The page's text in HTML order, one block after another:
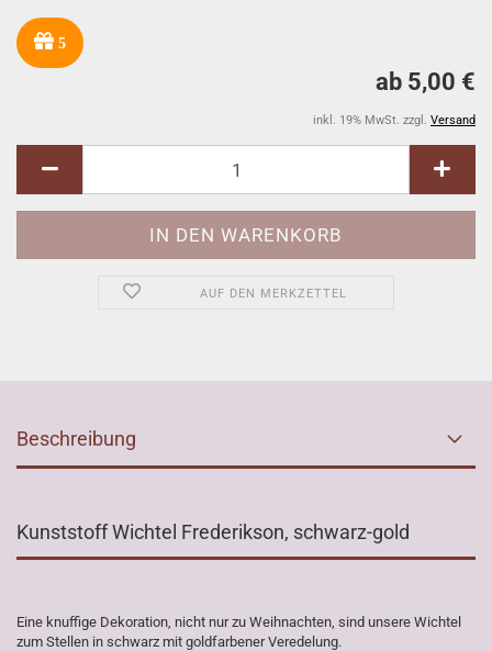
5
ab 5,00 €
inkl. 19% MwSt. zzgl. Versand
AUF DEN MERKZETTEL
Beschreibung
Kunststoff Wichtel Frederikson, schwarz-gold
Eine knuffige Dekoration, nicht nur zu Weihnachten, sind unsere Wichtel
zum Stellen in schwarz mit goldfarbener Veredelung.